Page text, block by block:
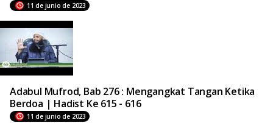
11 de junio de 2023
Adabul Mufrod, Bab 276 : Mengangkat Tangan Ketika
Berdoa | Hadist Ke 615 - 616
11 de junio de 2023